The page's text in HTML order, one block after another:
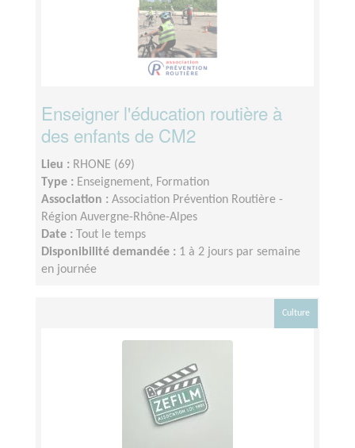
Enseigner l'éducation routière à
des enfants de CM2
Lieu : RHONE (69)
Type : Enseignement, Formation
Association : Association Prévention Routière -
Région Auvergne-Rhône-Alpes
Date :
Tout le temps
Disponibilité demandée : 1 à 2 jours par semaine
en journée
Culture